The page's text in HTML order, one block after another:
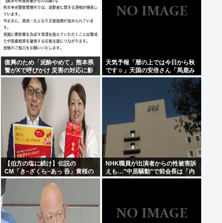
復興のため「泥酔やめて」熊本県
警がXで呼びかけ 災害の対応に影
響
天気予報「暦の上では今日から秋
です☺」天国の安倍さん「馬鹿み
たいな暦だな」
【伯方の塩に続け】伝説の
CM「き~ざくら~あっ 呑」黄桜の
新たな歌い手公募に志願者殺到
NHK職員が出演者からの性被害訴
えも…”中居騒動”で前会長は「内
部通報一切ない」発言との矛盾を